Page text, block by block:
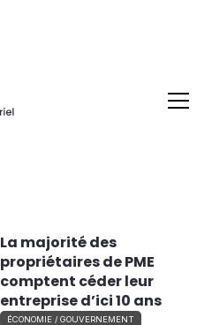
La majorité des
propriétaires de PME
comptent céder leur
entreprise d’ici 10 ans
ÉCONOMIE / GOUVERNEMENT